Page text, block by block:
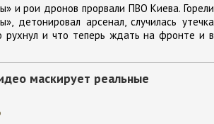
и рои дронов прорвали ПВО Киева. Горели
детонировал арсенал, случилась утечка
рухнул и что теперь ждать на фронте и в
маскирует реальные